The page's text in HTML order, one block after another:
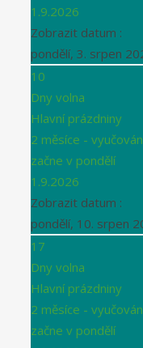
1.9.2026
Zobrazit datum :
pondělí, 3. srpen
10
Dny volna
Hlavní prázdniny
2 měsíce -
začne v pondělí
1.9.2026
Zobrazit datum :
pondělí, 10. srpen
17
Dny volna
Hlavní prázdniny
2 měsíce -
začne v pondělí